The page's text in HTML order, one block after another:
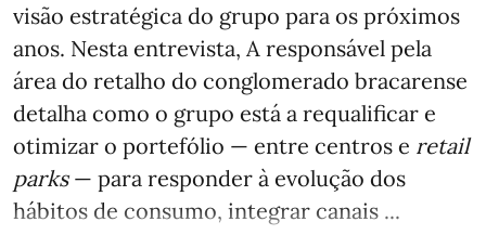
visão estratégica do grupo para os próximos
anos. Nesta entrevista, A responsável pela
área do retalho do conglomerado bracarense
detalha como o grupo está a requalificar e
otimizar o portefólio — entre centros e retail
parks— para responder à evolução dos
hábitos de consumo, integrar canais ...